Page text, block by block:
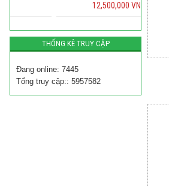
12,500,000 VNĐ
THỐNG KÊ TRUY CẬP
Đang online: 7445
Tổng truy cập:: 5957582